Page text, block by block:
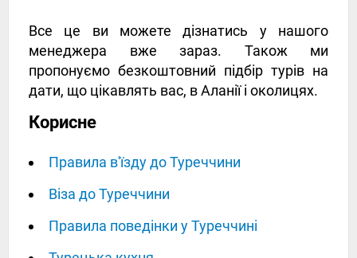
Все це ви можете дізнатись у нашого
менеджера вже зараз. Також ми
пропонуємо безкоштовний підбір турів на
дати, що цікавлять вас, в Аланії і околицях.
Корисне
Правила в'їзду до Туреччини
Віза до Туреччини
Правила поведінки у Туреччині